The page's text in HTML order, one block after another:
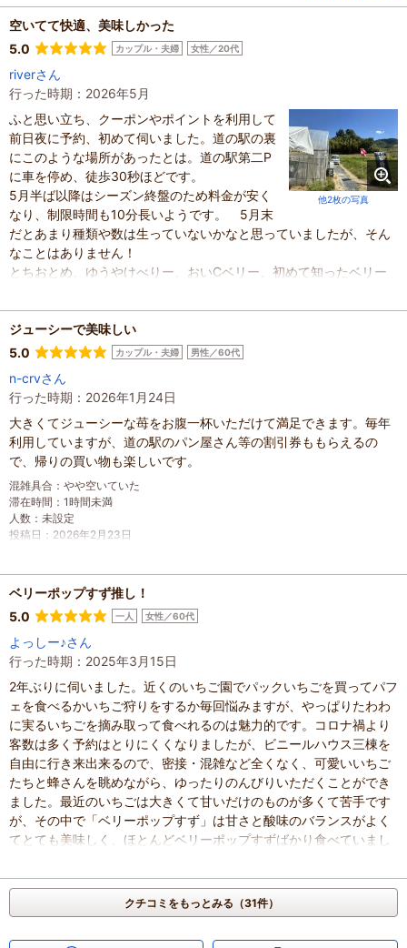
空いてて快適、美味しかった
5.0
カップル・夫婦 女性／20代
riverさん
行った時期：2026年5月
他2枚の写真
ふと思い立ち、クーポンやポイントを利用して
前日夜に予約、初めて伺いました。道の駅の裏
にこのような場所があったとは。道の駅第二P
に車を停め、徒歩30秒ほどです。
5月半ば以降はシーズン終盤のため料金が安く
なり、制限時間も10分長いようです。 5月末
だとあまり種類や数は生っていないかなと思っていましたが、そん
なことはありません！
とちおとめ、ゆうやけべりー、おいCベリー、初めて知ったベリー
く大きいものも沢山ありました！ 当日は気温30℃と暑く、それに
より甘みや酸味の味をしっかり感じることができました。日差しは
暑いですが、ハウスの両側を少し開けているため、風は通ります。
お客さんは先に1組、すぐ後から2組入ってきましたが、各1列ずつほ
ぼ貸切で楽しむことができました。終盤は空いていて穴場ですね。
一点気になったのは、スタッフの男性が愛想や元気がなかったこと
です。
ハウスに入り、挨拶をして名乗ると、小さな声で「あぁ…」という
反応でした。はいはいこんにちは、や、いらっしゃい、なども無
く。道の駅のパンフレットとクーポンを頂き、簡単な説明を受け、
プラスチック容器を渡され、コンデンスミルクは必要か尋ねられ入
れていただき、どうぞ、とスタートしました。
尋ねたところ、基本ここのみとのことでした。時期や生育の都合が
あるのかと思います。1棟で十分楽しめました。
終盤は葉が生い茂っているため、屈まないと生っているか見えない
と仰っていました。他のお客さんも皆屈んで食べていました。
終了時、美味しかったですありがとうございました、と伝えても、
ゴミはそこに、と小さな声で言われ、ありがとうございましたなど
も無く、少し残念に感じました。愛想が無いどころか、元気が無
く、この暑さのため、体調がお悪いのかと純粋に心配になる程でし
た。
帰りは道の駅でクーポンを利用してパンを購入。こちらのパンは美
味しく何度も購入しています。まきばのジャージーのアイスもシン
グル価格でダブルを頂き、お得に感じました。
いちごは大変美味しかったため、また行きたいと思います！料金も
これで1,400円はとてもお得です。
人数：未設定
2026年5月31日
ジューシーで美味しい
5.0
カップル・夫婦 男性／60代
n-crvさん
行った時期：2026年1月24日
大きくてジューシーな苺をお腹一杯いただけて満足できます。毎年
利用していますが、道の駅のパン屋さん等の割引券ももらえるの
で、帰りの買い物も楽しいです。
混雑具合 ： やや空いていた
滞在時間 ： 1時間未満
人数 ： 未設定
投稿日 ： 2026年2月23日
ベリーポップすず推し！
5.0
一人 女性／60代
よっしー♪さん
行った時期：2025年3月15日
2年ぶりに伺いました。近くのいちご園でパックいちごを買ってパフ
ェを食べるかいちご狩りをするか毎回悩みますが、やっぱりたわわ
に実るいちごを摘み取って食べれるのは魅力的です。コロナ禍より
客数は多く予約はとりにくくなりましたが、ビニールハウス三棟を
自由に行き来出来るので、密接・混雑など全くなく、可愛いいちご
たちと蜂さんを眺めながら、ゆったりのんびりいただくことができ
ました。最近のいちごは大きくて甘いだけのものが多くて苦手です
が、その中で「ベリーポップすず」は甘さと酸味のバランスがよく
てとても美味しく、ほとんどベリーポップすずばかり食べていまし
来年も植えるみたいなので楽しみにしています。ちなみに最初に丁
寧な説明の後ヘタ入れの小さいトレイと練乳がいただけます。私は
いつも練乳なしでいただきます。ハウスの入り口にはテーブルと椅
クチコミをもっとみる（31件）